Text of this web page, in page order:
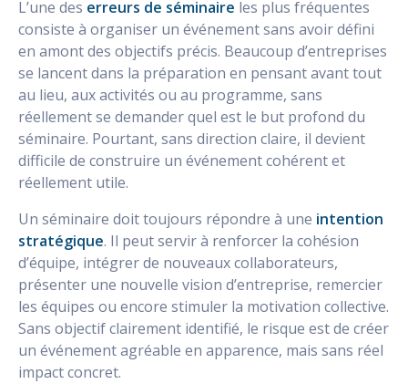
L’une des erreurs de séminaire les plus fréquentes
consiste à organiser un événement sans avoir défini
en amont des objectifs précis. Beaucoup d’entreprises
se lancent dans la préparation en pensant avant tout
au lieu, aux activités ou au programme, sans
réellement se demander quel est le but profond du
séminaire. Pourtant, sans direction claire, il devient
difficile de construire un événement cohérent et
réellement utile.
Un séminaire doit toujours répondre à une intention
stratégique. Il peut servir à renforcer la cohésion
d’équipe, intégrer de nouveaux collaborateurs,
présenter une nouvelle vision d’entreprise, remercier
les équipes ou encore stimuler la motivation collective.
Sans objectif clairement identifié, le risque est de créer
un événement agréable en apparence, mais sans réel
impact concret.